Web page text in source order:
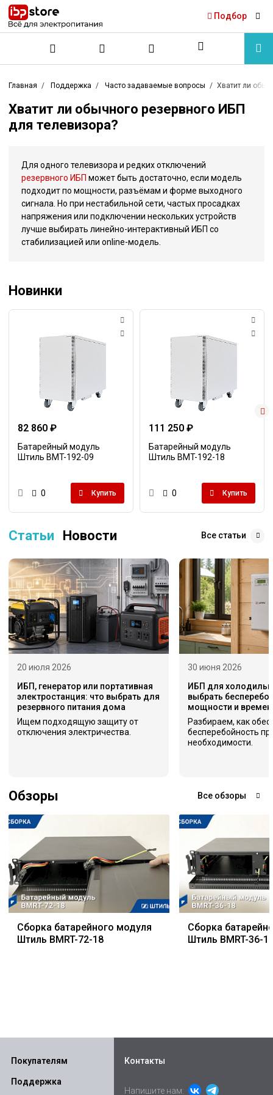
Подбор
Главная Поддержка Часто задаваемые вопросы Хватит ли
Хватит ли обычного резервного ИБП
для телевизора?
Для одного телевизора и редких отключений
резервного ИБП может быть достаточно, если модель
подходит по мощности, разъёмам и форме выходного
сигнала. Но при нестабильной сети, частых просадках
напряжения или подключении нескольких устройств
лучше выбирать линейно-интерактивный ИБП со
стабилизацией или online-модель.
Новинки
82 860 ₽
Батарейный модуль
Штиль BMT-192-09
0 Купить
111 250 ₽
Батарейный модуль
Штиль BMT-192-18
0 Купить
Статьи Новости Все статьи
20 июля 2026
ИБП, генератор или портативная
электростанция: что выбрать для
резервного питания дома
Ищем подходящую защиту от
отключения электричества.
30 июня 2026
ИБП для
выбрать
мощности и
Разбираем, как
бесперебойность
необходимости.
Обзоры Все обзоры
Сборка батарейного модуля
Штиль BMRT-72-18
Сборка
Штиль BMRT-36-
Покупателям
Поддержка
Контакты
Напишите нам: